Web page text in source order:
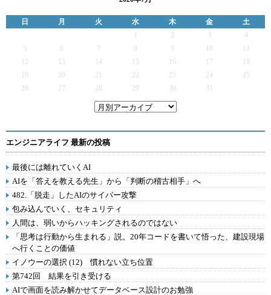
日 月 火 水 木 金
土
2 3
4
5
6 7 9
12
13 14 15 16 17
19
20 21 22 23 24
25
26
27 28 29 30 31
エンジニアライフ 最新の投稿
最後には離れていくAI
AIを「答えを教える先生」から「判断の稽古相手」へ
482.「脱走」したAIのサイバー攻撃
包み込んでいく、セキュリティ
人間は、弱いからハッキングされるのではない
「思考は行動から生まれる」説。20年コードを書いて悟った、建設現場
へ行くことの価値
イノウーの選択 (12) 慣れない立ち位置
第742回 結果を引き受ける
AIで画面を読み解かせてデータベース設計のお勉強